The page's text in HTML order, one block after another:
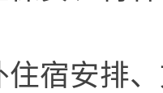
宿安排